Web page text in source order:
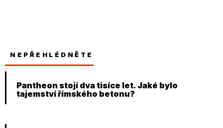
NEPŘEHLÉDNĚTE
Pantheon stojí dva tisíce let. Jaké bylo
tajemství římského betonu?